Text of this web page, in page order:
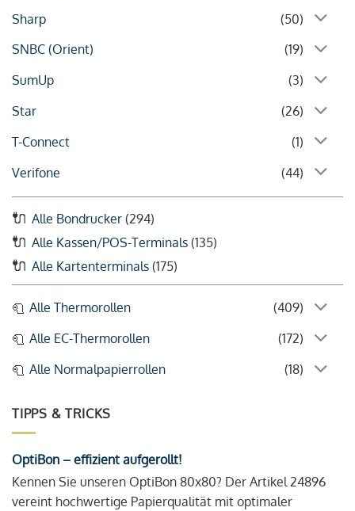
Sharp
(50)
SNBC (Orient)
(19)
SumUp
(3)
Star
(26)
T-Connect
(1)
Verifone
(44)
Alle Bondrucker (294)
Alle Kassen/POS-Terminals (135)
Alle Kartenterminals (175)
Alle Thermorollen
(409)
Alle EC-Thermorollen
(172)
Alle Normalpapierrollen
(18)
TIPPS & TRICKS
OptiBon – effizient aufgerollt!
Kennen Sie unseren OptiBon 80x80? Der Artikel 24896
vereint hochwertige Papierqualität mit optimaler